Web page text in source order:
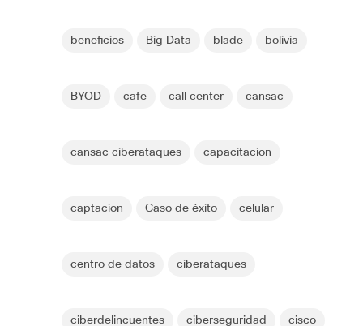
beneficios Big Data blade bolivia
BYOD cafe call center cansac
cansac ciberataques capacitacion
captacion Caso de éxito celular
centro de datos ciberataques
ciberdelincuentes ciberseguridad cisco